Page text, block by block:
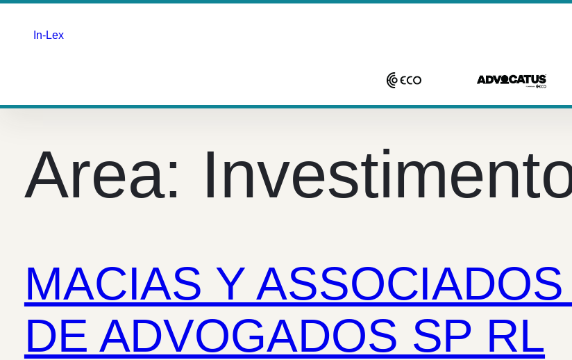
conteúdo
In-Lex
Area:
MACIAS Y
DE ADVOGADOS SP RL